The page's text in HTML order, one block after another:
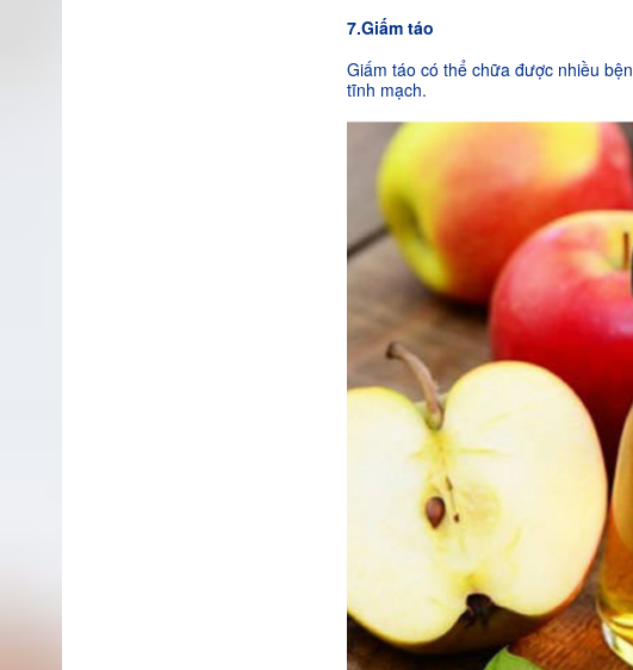
7.Giấm táo
Giấm táo có thể chữa được nhiều
tĩnh mạch.